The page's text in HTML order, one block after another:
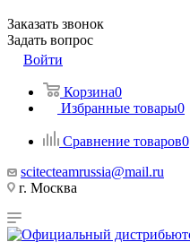
Заказать звонок
Задать вопрос
Войти
Корзина0
Избранные товары0
Сравнение товаров0
scitecteamrussia@mail.ru
г. Москва